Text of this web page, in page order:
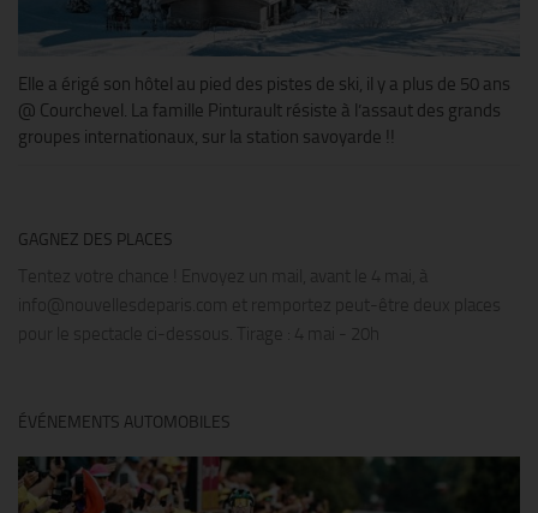
Elle a érigé son hôtel au pied des pistes de ski, il y a plus de 50 ans
@ Courchevel. La famille Pinturault résiste à l’assaut des grands
groupes internationaux, sur la station savoyarde !!
GAGNEZ DES PLACES
Tentez votre chance ! Envoyez un mail, avant le 4 mai, à
info@nouvellesdeparis.com et remportez peut-être deux places
pour le spectacle ci-dessous. Tirage : 4 mai - 20h
ÉVÉNEMENTS AUTOMOBILES